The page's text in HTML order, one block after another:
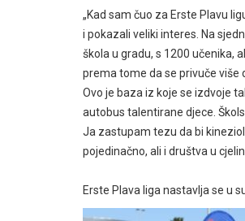
„Kad sam čuo za Erste Plavu
i pokazali veliki interes. Na
škola u gradu, s 1200 učenika,
prema tome da se privuče više
Ovo je baza iz koje se izdvoje
autobus talentirane djece.
Ja zastupam tezu da bi
pojedinačno, ali i društva u
Erste Plava liga nastavlja se u